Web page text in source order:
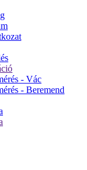
- Vác
- Beremend